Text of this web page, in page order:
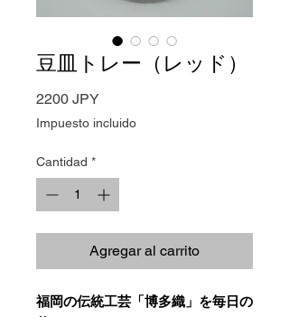
豆皿トレー（レッド）
2200 JPYPrecio
Impuesto incluido
Cantidad *
Agregar al carrito
福岡の伝統工芸「博多織」を毎日の